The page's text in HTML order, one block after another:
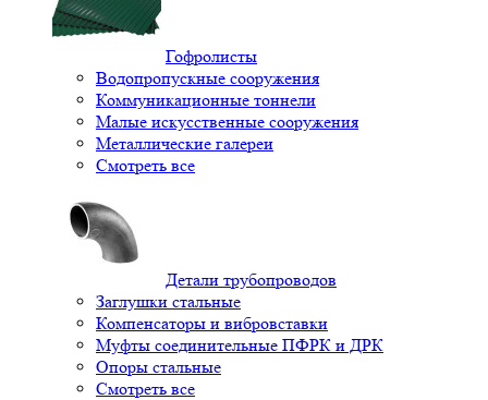
Гофролисты
Водопропускные сооружения
Коммуникационные тоннели
Малые искусственные сооружения
Металлические галереи
Смотреть все
Детали трубопроводов
Заглушки стальные
Компенсаторы и вибровставки
Муфты соединительные ПФРК и ДРК
Опоры стальные
Смотреть все